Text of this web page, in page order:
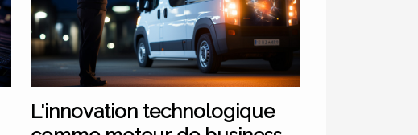
L'innovation technologique